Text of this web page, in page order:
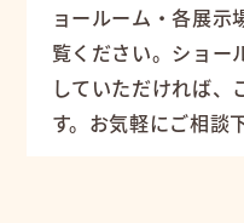
ョールーム・各展示
覧ください。ショー
していただければ、
す。お気軽にご相談